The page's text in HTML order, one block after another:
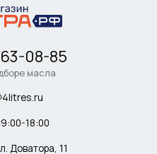
08-85
масла
18:00
Доватора, 11